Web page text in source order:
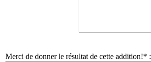
Merci de donner le résultat de cette addition!* :